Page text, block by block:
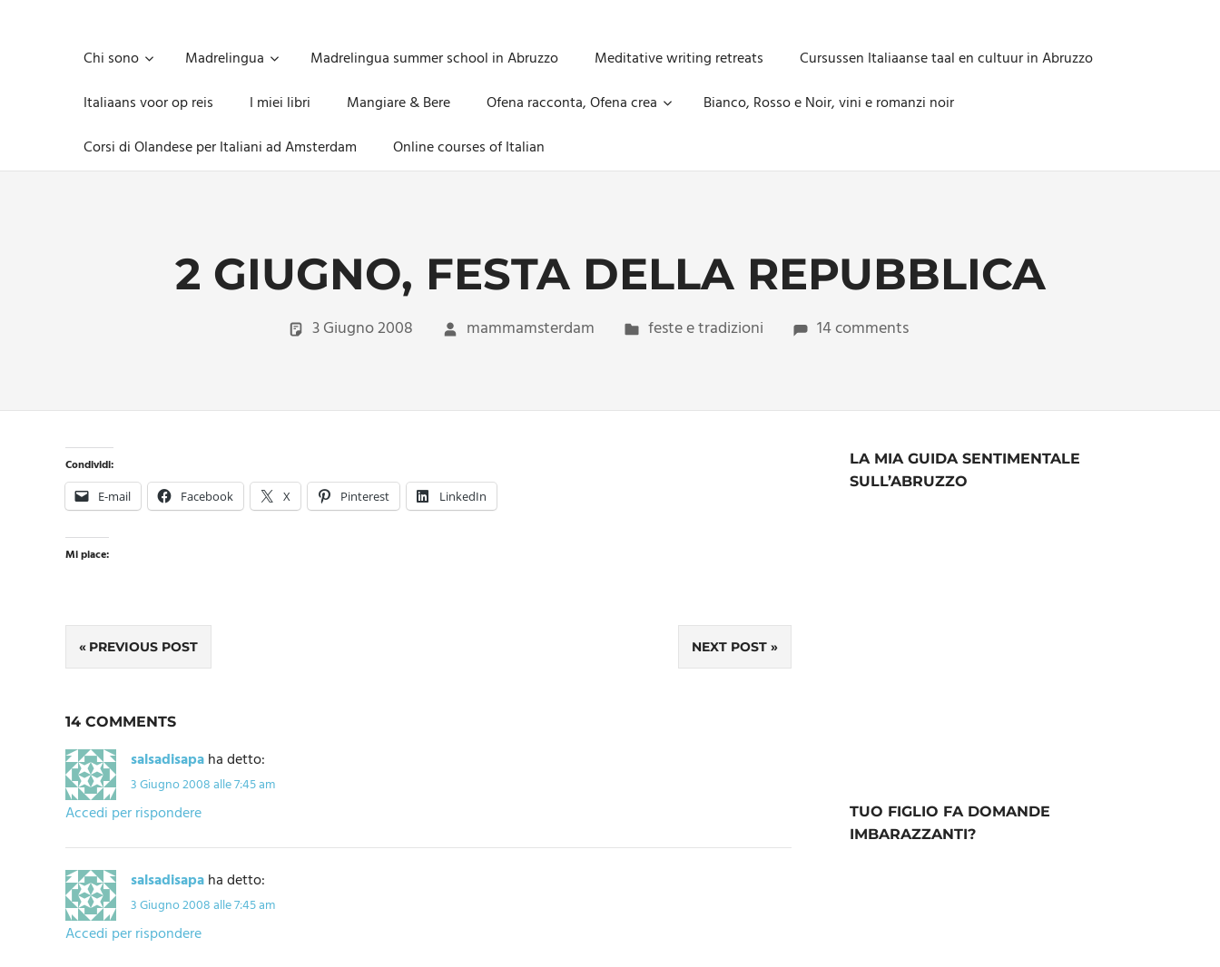
imprescindibile,
inevitabile
Mammamsterdam
oggi
anche
Chi sono Madrelingua Madrelingua summer school in Abruzzo Meditative writing retreats
Cursussen Italiaanse taal en cultuur in Abruzzo
Italiaans voor op reis
I miei libri Mangiare & Bere Ofena racconta, Ofena crea
Bianco, Rosso e Noir, vini e romanzi noir
Corsi di Olandese per Italiani ad Amsterdam
Online courses of Italian
2 GIUGNO, FESTA DELLA REPUBBLICA
3 Giugno 2008 mammamsterdam feste e tradizioni 14 comments
Condividi:
E-mail Facebook X Pinterest LinkedIn
Mi piace:
Navigazione
PREVIOUS POST NEXT POST
14 COMMENTS
salsadisapaha detto:
3 Giugno 2008 alle 7:45 am
Accedi per rispondere
salsadisapaha detto:
3 Giugno 2008 alle 7:45 am
Accedi per rispondere
LA MIA GUIDA SENTIMENTALE
SULL’ABRUZZO
TUO FIGLIO FA DOMANDE
IMBARAZZANTI?